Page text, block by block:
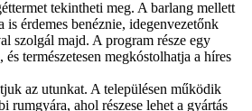
tekintheti meg. A barlang mellett
is érdemes benéznie, idegenvezetőnk
szolgál majd. A program része egy
és természetesen megkóstolhatja a híres
az utunkat. A településen működik
rumgyára, ahol részese lehet a gyártás